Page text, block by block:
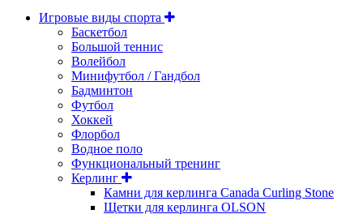
Игровые виды спорта
Баскетбол
Большой теннис
Волейбол
Минифутбол / Гандбол
Бадминтон
Футбол
Хоккей
Флорбол
Водное поло
Функциональный тренинг
Керлинг
Камни для керлинга Canada Curling Stone
Щетки для керлинга OLSON